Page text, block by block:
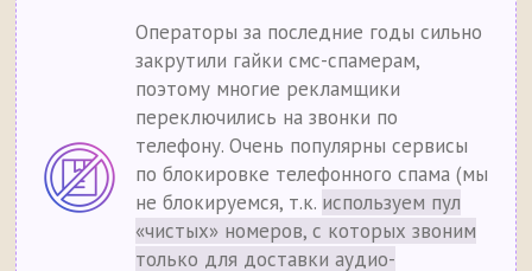
Операторы за последние годы сильно
закрутили гайки смс-спамерам,
поэтому многие рекламщики
переключились на звонки по
телефону. Очень популярны сервисы
по блокировке телефонного спама (мы
не блокируемся, т.к. используем пул
«чистых» номеров, с которых звоним
только для доставки аудио-